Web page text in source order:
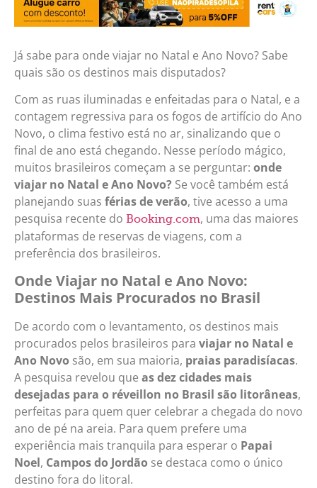
Já sabe para onde viajar no Natal e Ano Novo? Sabe
quais são os destinos mais disputados?
Com as ruas iluminadas e enfeitadas para o Natal, e a
contagem regressiva para os fogos de artifício do Ano
Novo, o clima festivo está no ar, sinalizando que o
final de ano está chegando. Nesse período mágico,
muitos brasileiros começam a se perguntar: onde
viajar no Natal e Ano Novo? Se você também está
planejando suas férias de verão, tive acesso a uma
pesquisa recente do Booking.com, uma das maiores
plataformas de reservas de viagens, com a
preferência dos brasileiros.
Onde Viajar no Natal e Ano Novo:
Destinos Mais Procurados no Brasil
De acordo com o levantamento, os destinos mais
procurados pelos brasileiros para viajar no Natal e
Ano Novo são, em sua maioria, praias paradisíacas.
A pesquisa revelou que as dez cidades mais
desejadas para o réveillon no Brasil são litorâneas,
perfeitas para quem quer celebrar a chegada do novo
ano de pé na areia. Para quem prefere uma
experiência mais tranquila para esperar o Papai
Noel, Campos do Jordão se destaca como o único
destino fora do litoral.